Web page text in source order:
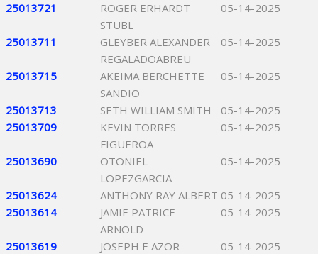
25013721
ROGER ERHARDT
STUBL
05-14-2025
25013711
GLEYBER ALEXANDER
REGALADOABREU
05-14-2025
25013715
AKEIMA BERCHETTE
SANDIO
05-14-2025
25013713 SETH WILLIAM SMITH
05-14-2025
25013709
KEVIN TORRES
FIGUEROA
05-14-2025
25013690
OTONIEL
LOPEZGARCIA
05-14-2025
25013624 ANTHONY RAY ALBERT 05-14-2025
25013614
JAMIE PATRICE
ARNOLD
05-14-2025
25013619 JOSEPH E AZOR
05-14-2025